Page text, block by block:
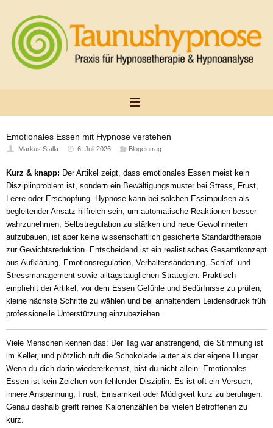
springen
Emotionales Essen mit Hypnose verstehen
Markus Stalla 6. Juli 2026 Blogeintrag
Kurz & knapp: Der Artikel zeigt, dass emotionales Essen meist kein
Disziplinproblem ist, sondern ein Bewältigungsmuster bei Stress, Frust,
Leere oder Erschöpfung. Hypnose kann bei solchen Essimpulsen als
begleitender Ansatz hilfreich sein, um automatische Reaktionen besser
wahrzunehmen, Selbstregulation zu stärken und neue Gewohnheiten
aufzubauen, ist aber keine wissenschaftlich gesicherte Standardtherapie
zur Gewichtsreduktion. Entscheidend ist ein realistisches Gesamtkonzept
aus Aufklärung, Emotionsregulation, Verhaltensänderung, Schlaf- und
Stressmanagement sowie alltagstauglichen Strategien. Praktisch
empfiehlt der Artikel, vor dem Essen Gefühle und Bedürfnisse zu prüfen,
kleine nächste Schritte zu wählen und bei anhaltendem Leidensdruck früh
professionelle Unterstützung einzubeziehen.
Viele Menschen kennen das: Der Tag war anstrengend, die Stimmung ist
im Keller, und plötzlich ruft die Schokolade lauter als der eigene Hunger.
Wenn du dich darin wiedererkennst, bist du nicht allein. Emotionales
Essen ist kein Zeichen von fehlender Disziplin. Es ist oft ein Versuch,
innere Anspannung, Frust, Einsamkeit oder Müdigkeit kurz zu beruhigen.
Genau deshalb greift reines Kalorienzählen bei vielen Betroffenen zu
kurz.